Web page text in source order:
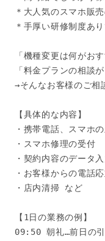
＊大人気のスマホ販
＊手厚い研修制度あ
「機種変更は何がおす
「料金プランの相談
→そんなお客様のご相
【具体的な内容】
・携帯電話、スマホ
・スマホ修理の受付
・契約内容のデータ入
・お客様からの電話
・店内清掃 など
【1日の業務の例】
09:50 朝礼…前日の